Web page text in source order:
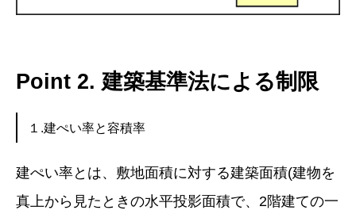
Point 2. 建築基準法による制限
１.建ぺい率と容積率
建ぺい率とは、敷地面積に対する建築面積(建物を
真上から見たときの水平投影面積で、2階建ての一